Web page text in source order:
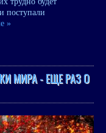
поступали
»
МИРА - ЕЩЕ РАЗ О